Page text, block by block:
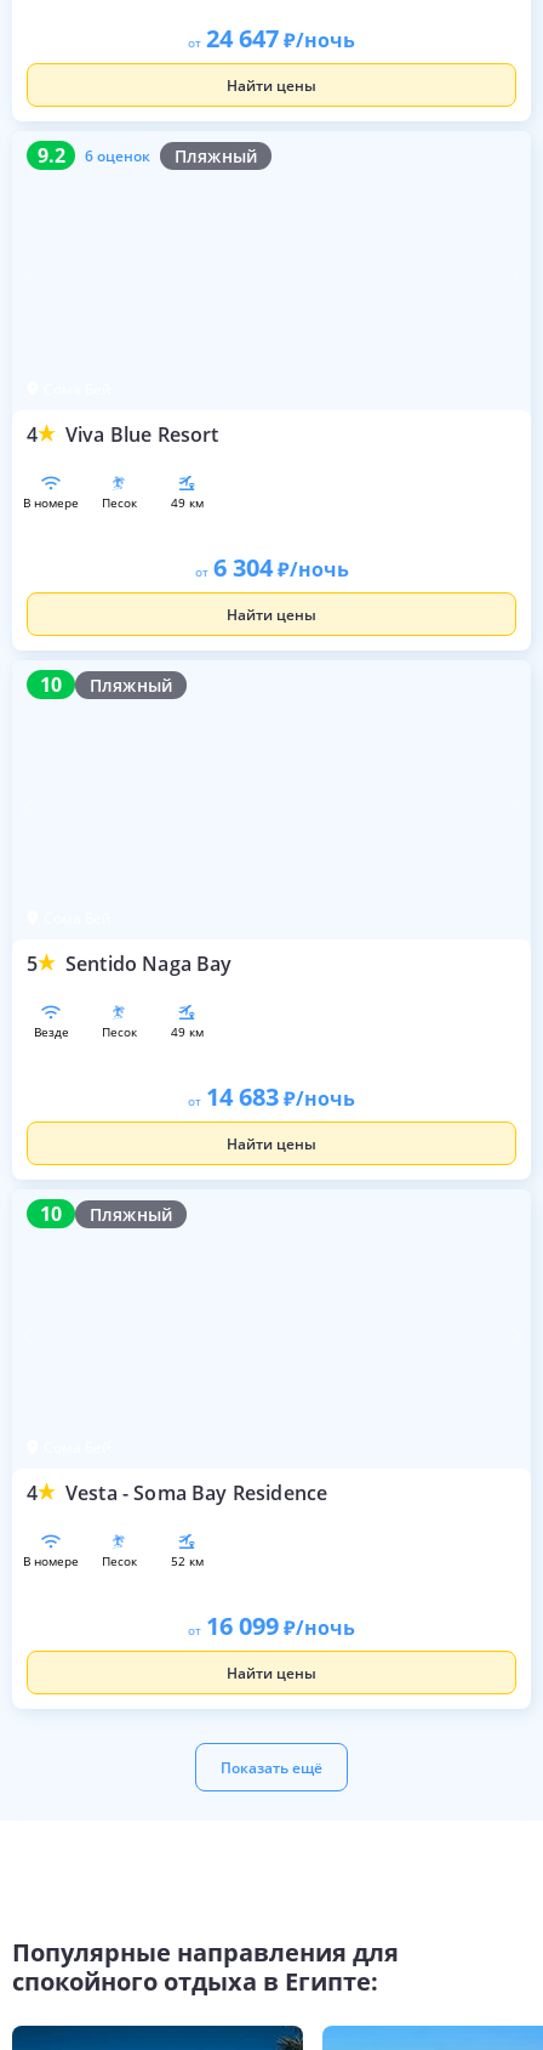
от 24 647 /ночь
Найти цены
9.2 6 оценок Пляжный
4 Viva Blue Resort
9.2 6 оценок
в номере песок 49 км
от 6 304 /ночь
Найти цены
10 Пляжный
5 Sentido Naga Bay
10
везде песок 49 км
от 14 683 /ночь
Найти цены
10 Пляжный
4 Vesta - Soma Bay Residence
10
в номере песок 52 км
от 16 099 /ночь
Найти цены
Показать ещё
Популярные направления для
спокойного отдыха в Египте: